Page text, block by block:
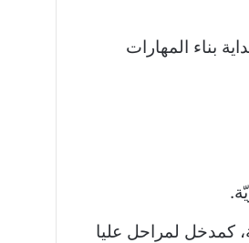
بناء المهارات
كمدخل لمراحل عليا